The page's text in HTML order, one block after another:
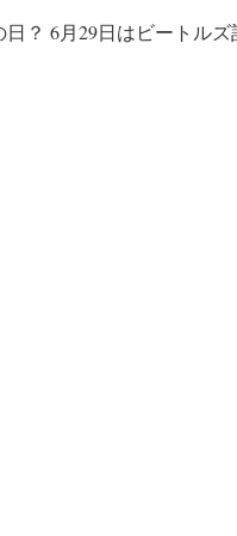
？ 6月29日はビートル